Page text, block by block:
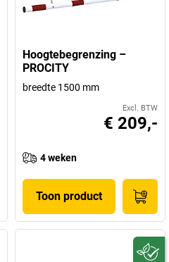
Hoogtebegrenzing –
PROCITY
breedte 1500 mm
Excl. BTW
€ 209,-
4 weken
Toon product